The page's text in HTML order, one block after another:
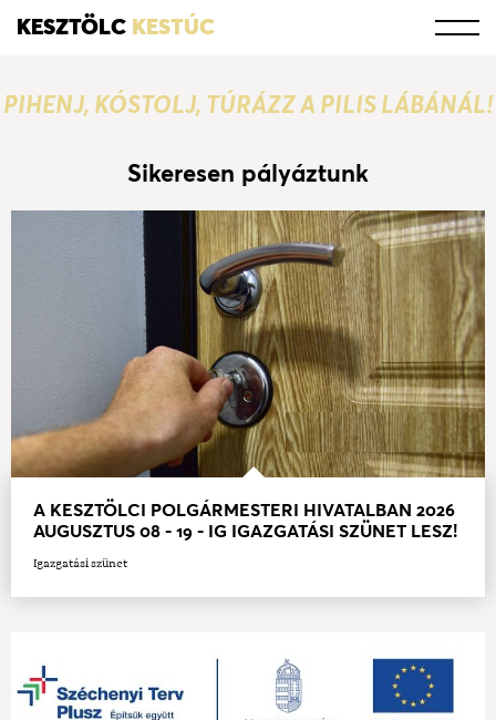
KESZTÖLC KESTÚC
PIHENJ, KÓSTOLJ, TÚRÁZZ A PILIS LÁBÁNÁL!
Sikeresen pályáztunk
A KESZTÖLCI POLGÁRMESTERI HIVATALBAN 2026
AUGUSZTUS 08 - 19 - IG IGAZGATÁSI SZÜNET LESZ!
Igazgatási szünet